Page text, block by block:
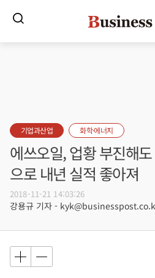
기업과산업 화학·에너지
에쓰오일, 업황 부진해
으로 내년 실적 좋아져
2018-11-21 14:03:26
강용규 기자 -